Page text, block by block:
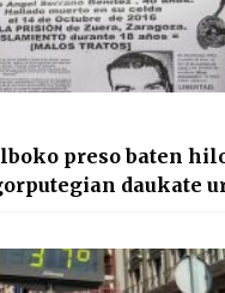
preso baten
daukate